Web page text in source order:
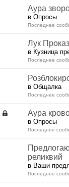
Аура
в Опросы
Последнее
Лук
в Кузница
Последнее
в Общалка
Последнее
Аура
в Опросы
Последнее
реликвий
в Ваши
Последнее